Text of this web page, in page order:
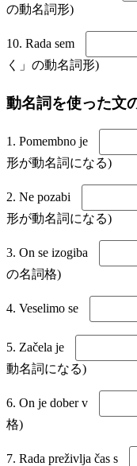
の動名詞形)
10. Rada sem
く」の動名詞形)
動名詞を使った文
1. Pomembno je
形が動名詞になる)
2. Ne pozabi
形が動名詞になる)
3. On se izogiba
の名詞格)
4. Veselimo se
5. Začela je
動名詞になる)
6. On je dober v
格)
7. Rada preživlja čas s